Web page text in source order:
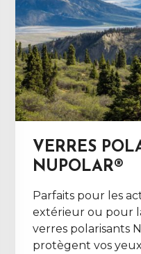
VERRES
NUPOLAR®
Parfaits pour les
extérieur ou pour
verres polarisants
protègent vos